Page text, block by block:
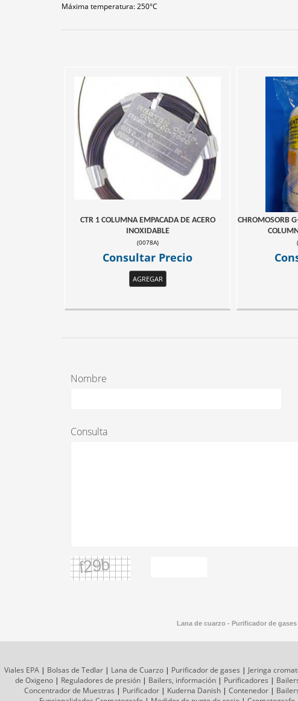
Máxima temperatura: 250°C
CTR 1 COLUMNA EMPACADA DE ACERO
INOXIDABLE
(0078A)
Consultar Precio
AGREGAR
CHROMOSORB
(
Nombre
Consulta
Lana de cuarzo - Purificador de
Viales EPA| Bolsas de Tedlar| Lana de Cuarzo| Purificador de gases | Jeringa
de Oxigeno | Reguladores de presión | Bailers, información | Purificadores |
Concentrador de Muestras | Purificador | Kuderna Danish | Contenedor |